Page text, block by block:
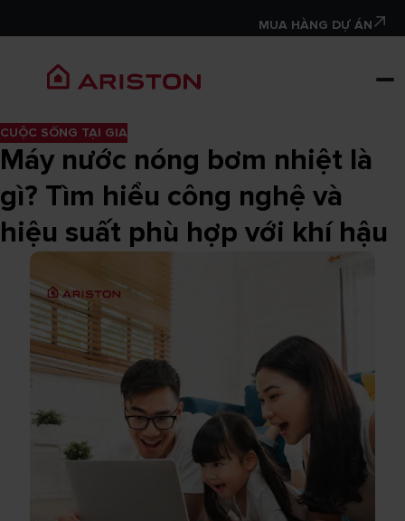
MUA HÀNG DỰ ÁN
CUỘC SỐNG TẠI GIA
Máy nước nóng bơm nhiệt là
gì? Tìm hiểu công nghệ và
hiệu suất phù hợp với khí hậu